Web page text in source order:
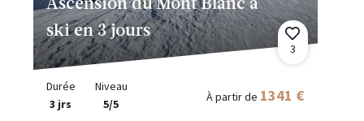
Ascension du Mont Blanc à
ski en 3 jours
3
Durée
3 jrs
Niveau
5/5
À partir de 1341 €